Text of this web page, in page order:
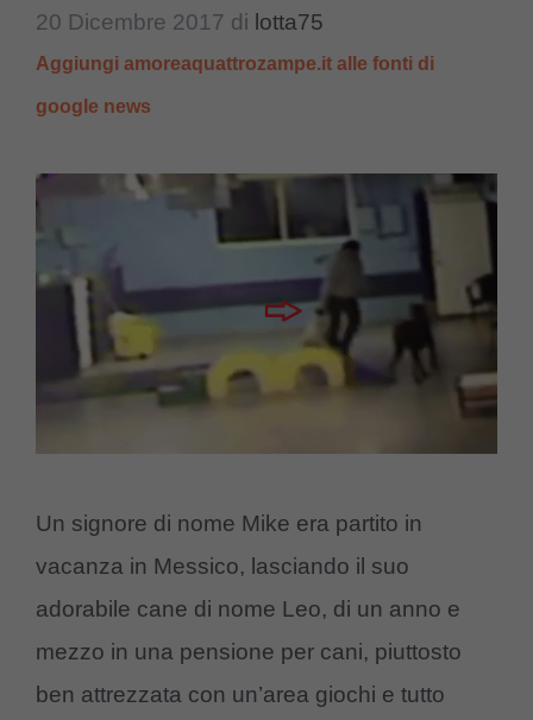
20 Dicembre 2017 di lotta75
Aggiungi amoreaquattrozampe.it alle fonti di
google news
Un signore di nome Mike era partito in
vacanza in Messico, lasciando il suo
adorabile cane di nome Leo, di un anno e
mezzo in una pensione per cani, piuttosto
ben attrezzata con un’area giochi e tutto